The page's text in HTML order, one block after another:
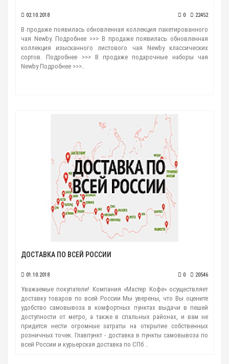
02.10.2018 0 22452
В продаже появилась обновленная коллекция пакетированного
чая Newby. Подробнее >>> В продаже появилась обновленная
коллекция изысканного листового чая Newby классических
сортов. Подробнее >>> В продаже подарочные наборы чая
Newby Подробнее >>>..
ДОСТАВКА ПО ВСЕЙ РОССИИ
01.10.2018 0 20546
Уважаемые покупатели! Компания «Мастер Кофе» осуществляет
доставку товаров по всей России Мы уверены, что Вы оцените
удобство самовывоза в комфортных пунктах выдачи в пешей
доступности от метро, а также в спальных районах, и вам не
придется нести огромные затраты на открытие собственных
розничных точек. Главпункт - доставка в пункты самовывоза по
всей России и курьерская доставка по СПб ..